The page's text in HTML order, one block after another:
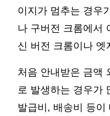
이지가 멈추는 경우
나 구버전 크롬에서
신 버전 크롬이나 엣
처음 안내받은 금액
로 발생하는 경우가
발급비, 배송비 등이